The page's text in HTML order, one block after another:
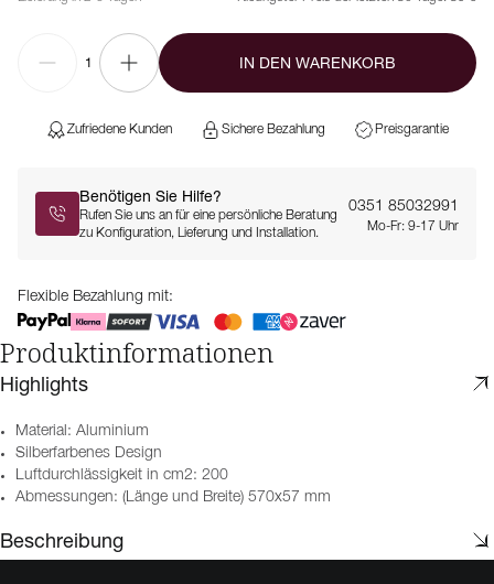
1 IN DEN WARENKORB
Zufriedene Kunden Sichere Bezahlung Preisgarantie
Benötigen Sie Hilfe?
Rufen Sie uns an für eine persönliche Beratung
zu Konfiguration, Lieferung und Installation.
0351 85032991
Mo-Fr: 9-17 Uhr
Flexible Bezahlung mit:
Produktinformationen
Highlights
Material: Aluminium
Silberfarbenes Design
Luftdurchlässigkeit in cm2: 200
Abmessungen: (Länge und Breite) 570x57 mm
Beschreibung